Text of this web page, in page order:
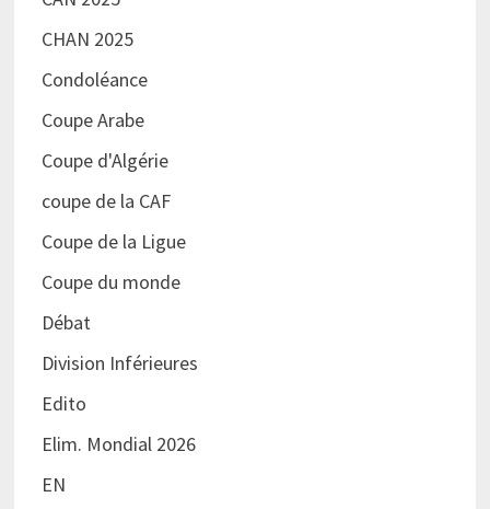
CHAN 2025
Condoléance
Coupe Arabe
Coupe d'Algérie
coupe de la CAF
Coupe de la Ligue
Coupe du monde
Débat
Division Inférieures
Edito
Elim. Mondial 2026
EN